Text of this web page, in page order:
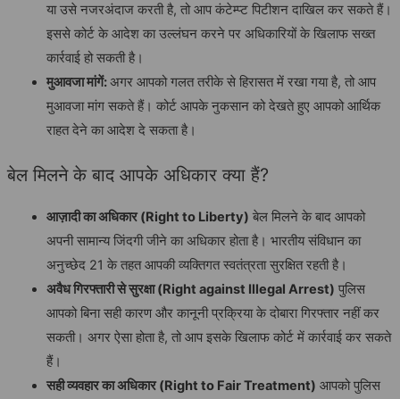
या उसे नजरअंदाज करती है, तो आप कंटेम्प्ट पिटीशन दाखिल कर सकते हैं।
इससे कोर्ट के आदेश का उल्लंघन करने पर अधिकारियों के खिलाफ सख्त
कार्रवाई हो सकती है।
मुआवजा मांगें:अगर आपको गलत तरीके से हिरासत में रखा गया है, तो आप
मुआवजा मांग सकते हैं। कोर्ट आपके नुकसान को देखते हुए आपको आर्थिक
राहत देने का आदेश दे सकता है।
बेल मिलने के बाद आपके अधिकार क्या हैं?
आज़ादी का अधिकार (Right to Liberty) बेल मिलने के बाद आपको
अपनी सामान्य जिंदगी जीने का अधिकार होता है। भारतीय संविधान का
अनुच्छेद 21 के तहत आपकी व्यक्तिगत स्वतंत्रता सुरक्षित रहती है।
अवैध गिरफ्तारी से सुरक्षा (Right against Illegal Arrest) पुलिस
आपको बिना सही कारण और कानूनी प्रक्रिया के दोबारा गिरफ्तार नहीं कर
सकती। अगर ऐसा होता है, तो आप इसके खिलाफ कोर्ट में कार्रवाई कर सकते
हैं।
सही व्यवहार का अधिकार (Right to Fair Treatment) आपको पुलिस